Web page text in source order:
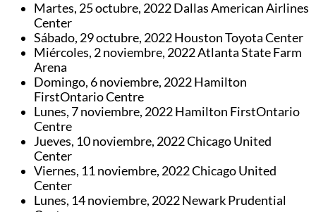
Martes, 25 octubre, 2022 Dallas American Airlines
Center
Sábado, 29 octubre, 2022 Houston Toyota Center
Miércoles, 2 noviembre, 2022 Atlanta State Farm
Arena
Domingo, 6 noviembre, 2022 Hamilton
FirstOntario Centre
Lunes, 7 noviembre, 2022 Hamilton FirstOntario
Centre
Jueves, 10 noviembre, 2022 Chicago United
Center
Viernes, 11 noviembre, 2022 Chicago United
Center
Lunes, 14 noviembre, 2022 Newark Prudential